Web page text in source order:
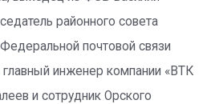
районного совета
почтовой связи
инженер компании «ВТК
и сотрудник Орского